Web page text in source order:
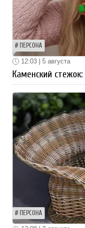
ПЕРСОНА
12:03 | 5 августа
Каменский
ПЕРСОНА